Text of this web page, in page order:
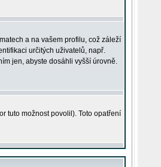
a na vašem profilu, což záleží
určitých uživatelů, např.
jen, abyste dosáhli vyšší úrovně.
tuto možnost povolil). Toto opatření